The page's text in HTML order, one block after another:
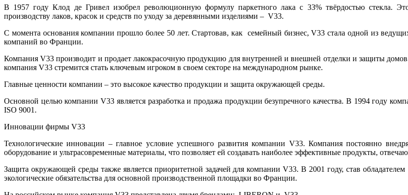
В 1957 году Клод де Гривел изобрел революционную формулу паркетного лака с 33% твёрдостью стекла.
производству лаков, красок и средств по уходу за деревянными изделиями – V33.
С момента основания компании прошло более 50 лет. Стартовав, как семейный бизнес, V33 стала одной из
компаний во Франции.
Компания V33 производит и продает лакокрасочную продукцию для внутренней и внешней отделки и защиты
компания V33 стремится стать ключевым игроком в своем секторе на международном рынке.
Главные ценности компании – это высокое качество продукции и защита окружающей среды.
Основной целью компании V33 является разработка и продажа продукции безупречного качества. В 1994 году
ISO 9001.
Инновации фирмы V33
Технологические инновации – главное условие успешного развития компании V33. Компания постоянно
оборудование и ультрасовременные материалы, что позволяет ей создавать наиболее эффективные продукты,
Защита окружающей среды также является приоритетной задачей для компании V33. В 2001 году, став
экологические обязательства для основной производственной площадки во Франции.